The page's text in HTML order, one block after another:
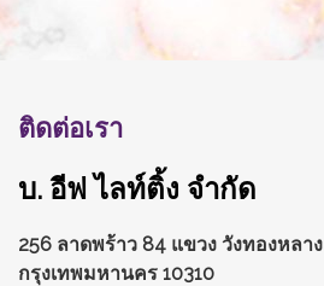
ติดต่อเรา
บ. อีฟ ไลท์ติ้ง จำกัด
256 ลาดพร้าว 84 แขวง วังทองหลาง
กรุงเทพมหานคร 10310